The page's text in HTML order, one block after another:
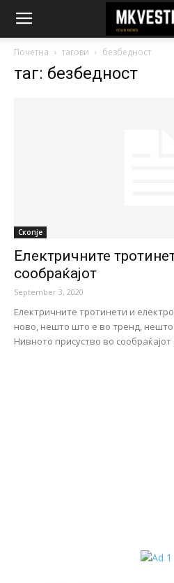
Почетна тагови безбедност
таг: безбедност
Скопје
Електричните
сообраќајот
September 3, 2020
Електричните тротинети и
ново, нешто што е во тренд,
Нивното присуство во